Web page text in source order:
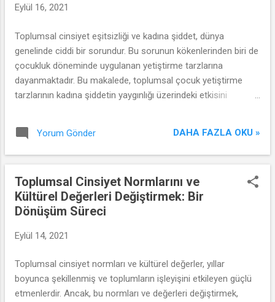
Eylül 16, 2021
Toplumsal cinsiyet eşitsizliği ve kadına şiddet, dünya
genelinde ciddi bir sorundur. Bu sorunun kökenlerinden biri de
çocukluk döneminde uygulanan yetiştirme tarzlarına
dayanmaktadır. Bu makalede, toplumsal çocuk yetiştirme
tarzlarının kadına şiddetin yaygınlığı üzerindeki etkisini
Yorum Gönder DAHA FAZLA OKU »
Toplumsal Cinsiyet Normlarını ve
Kültürel Değerleri Değiştirmek: Bir
Dönüşüm Süreci
Eylül 14, 2021
Toplumsal cinsiyet normları ve kültürel değerler, yıllar
boyunca şekillenmiş ve toplumların işleyişini etkileyen güçlü
etmenlerdir. Ancak, bu normları ve değerleri değiştirmek,